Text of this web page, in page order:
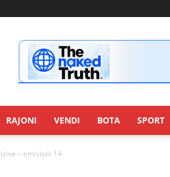
RAJONI VENDI BOTA SPORT
– emisioni 14